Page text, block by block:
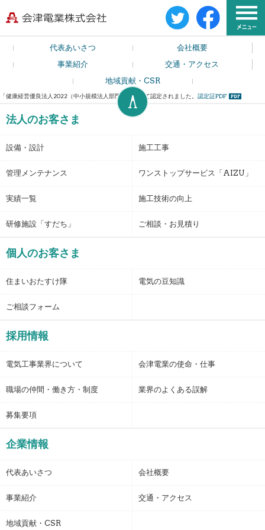
代表あいさつ
会社概要
事業紹介
交通・アクセス
地域貢献・CSR
「健康経営優良法人2022（中小規模法人部門）」として認定されました。 認定証PDF
法人のお客さま
設備・設計 施工工事
管理メンテナンス ワンストップサービス「AIZU」
実績一覧 施工技術の向上
研修施設「すだち」 ご相談・お見積り
個人のお客さま
住まいおたすけ隊 電気の豆知識
ご相談フォーム
採用情報
電気工事業界について 会津電業の使命・仕事
職場の仲間・働き方・制度 業界のよくある誤解
募集要項
企業情報
代表あいさつ 会社概要
事業紹介 交通・アクセス
地域貢献・CSR